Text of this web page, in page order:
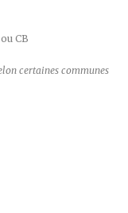
CB
certaines communes